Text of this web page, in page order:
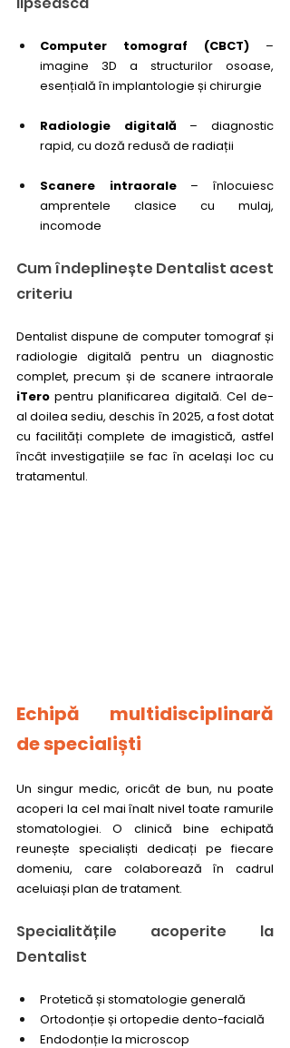
Computer tomograf (CBCT) –
imagine 3D a structurilor osoase,
esențială în implantologie și chirurgie
Radiologie digitală – diagnostic
rapid, cu doză redusă de radiații
Scanere intraorale – înlocuiesc
amprentele clasice cu mulaj,
incomode
Cum îndeplinește Dentalist acest
criteriu
Dentalist dispune de computer tomograf și
radiologie digitală pentru un diagnostic
iTero pentru planificarea digitală. Cel de-
al doilea sediu, deschis în 2025, a fost dotat
cu facilități complete de imagistică, astfel
încât investigațiile se fac în același loc cu
tratamentul.
Echipă multidisciplinară
de specialiști
Un singur medic, oricât de bun, nu poate
acoperi la cel mai înalt nivel toate ramurile
stomatologiei. O clinică bine echipată
reunește specialiști dedicați pe fiecare
domeniu, care colaborează în cadrul
aceluiași plan de tratament.
Specialitățile acoperite la
Dentalist
Protetică și stomatologie generală
Ortodonție și ortopedie dento-facială
Endodonție la microscop